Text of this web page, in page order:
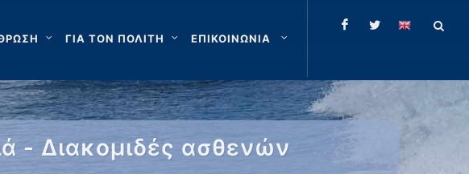
ΓΙΑ ΤΟΝ ΠΟΛΙΤΗ ΕΠΙΚΟΙΝΩΝΙΑ
- Διακομιδές ασθενών